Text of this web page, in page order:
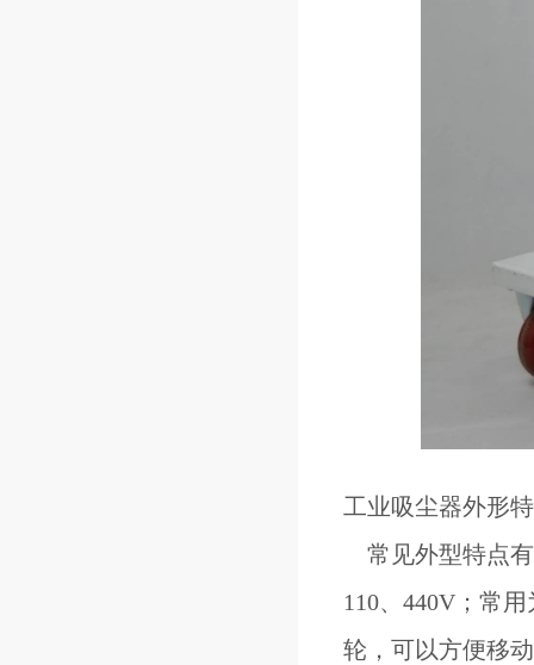
工业吸尘器外形
常见外型特点有
110、440V；常
轮，可以方便移